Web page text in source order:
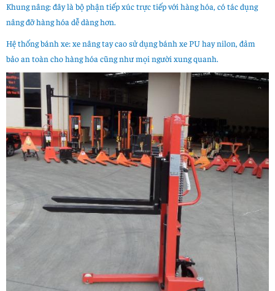
Khung nâng: đây là bộ phận tiếp xúc trực tiếp với hàng hóa, có tác dụng
nâng đỡ hàng hóa dễ dàng hơn.
Hệ thống bánh xe: xe nâng tay cao sử dụng bánh xe PU hay nilon, đảm
bảo an toàn cho hàng hóa cũng như mọi người xung quanh.